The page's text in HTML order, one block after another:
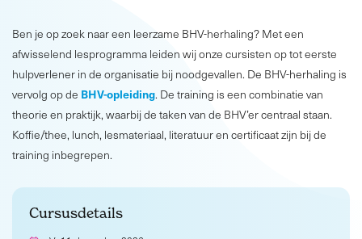
Ben je op zoek naar een leerzame BHV-herhaling? Met een
afwisselend lesprogramma leiden wij onze cursisten op tot eerste
hulpverlener in de organisatie bij noodgevallen. De BHV-herhaling is
vervolg op de BHV-opleiding. De training is een combinatie van
theorie en praktijk, waarbij de taken van de BHV’er centraal staan.
Koffie/thee, lunch, lesmateriaal, literatuur en certificaat zijn bij de
training inbegrepen.
Cursusdetails